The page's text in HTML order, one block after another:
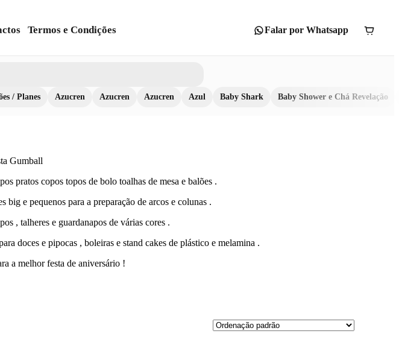
Termos e Condições Falar por Whatsapp
/ Planes Azucren Azucren Azucren Azul Baby Shark Baby Shower e Chá Revelação
Gumball
pratos copos topos de bolo toalhas de mesa e balões .
e pequenos para a preparação de arcos e colunas .
, talheres e guardanapos de várias cores .
doces e pipocas , boleiras e stand cakes de plástico e melamina .
a melhor festa de aniversário !